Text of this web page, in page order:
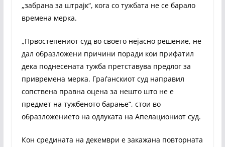
„забрана за штрајк“, кога со тужбата не се барало
времена мерка.
„Првостепениот суд во своето нејасно решение, не
дал образложени причини поради кои прифатил
дека поднесената тужба претставува предлог за
привремена мерка. Граѓанскиот суд направил
сопствена правна оцена за нешто што не е
предмет на тужбеното барање“, стои во
образложението на одлуката на Апелациониот суд.
Кон средината на декември е закажана повторната